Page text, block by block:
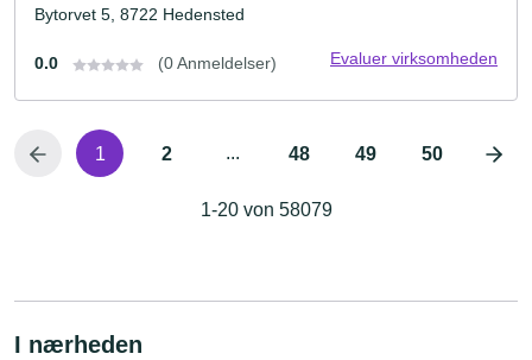
Bytorvet 5, 8722 Hedensted
0.0 (0 Anmeldelser) Evaluer virksomheden
1 2 ... 48 49 50
1-20 von 58079
I nærheden